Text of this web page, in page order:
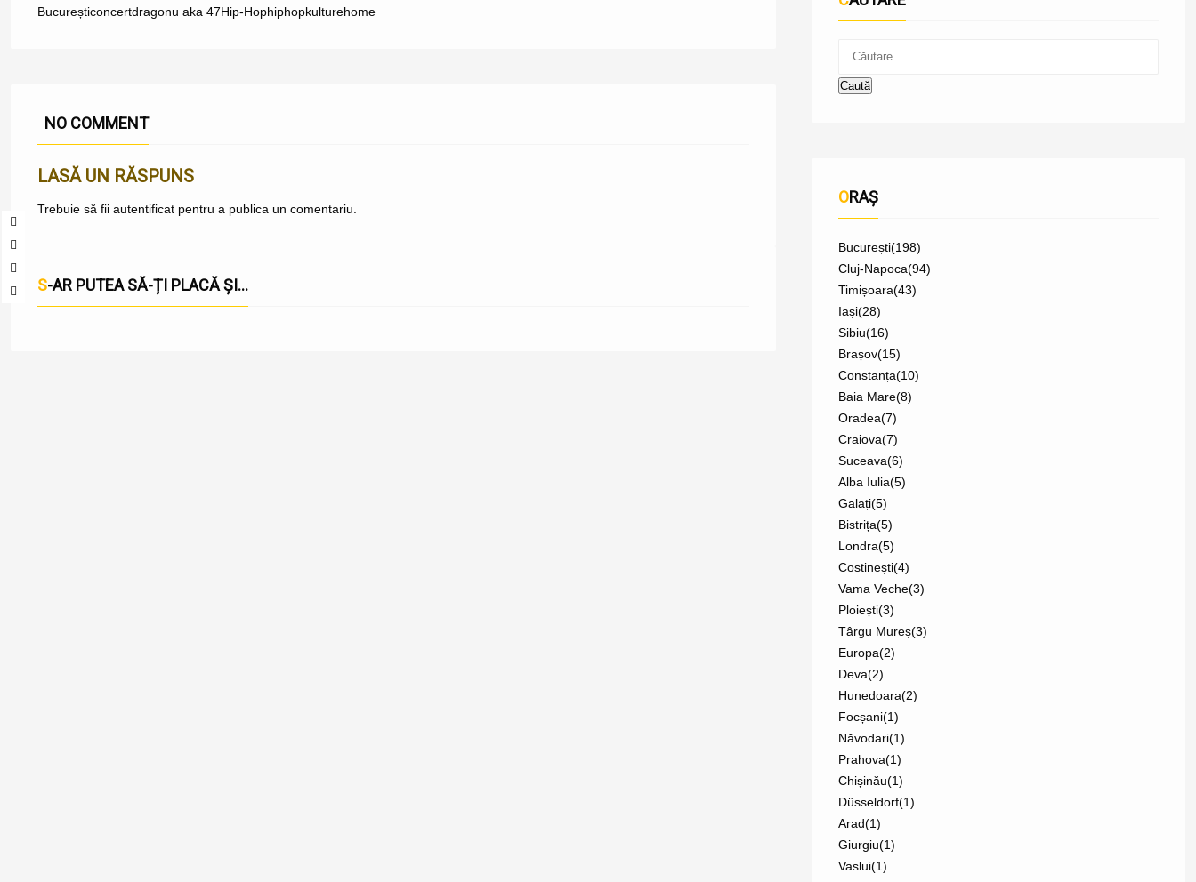
Bucureșticoncertdragonu aka 47Hip-Hophiphopkulturehome
NO COMMENT
LASĂ UN RĂSPUNS
Trebuie să fii autentificat pentru a publica un comentariu.
S-AR PUTEA SĂ-ȚI PLACĂ ȘI...
ORAȘ
București(198)
Cluj-Napoca(94)
Timișoara(43)
Iași(28)
Sibiu(16)
Brașov(15)
Constanța(10)
Baia Mare(8)
Oradea(7)
Craiova(7)
Suceava(6)
Alba Iulia(5)
Galați(5)
Bistrița(5)
Londra(5)
Costinești(4)
Vama Veche(3)
Ploiești(3)
Târgu Mureș(3)
Europa(2)
Deva(2)
Hunedoara(2)
Focșani(1)
Năvodari(1)
Prahova(1)
Chișinău(1)
Düsseldorf(1)
Arad(1)
Giurgiu(1)
Vaslui(1)